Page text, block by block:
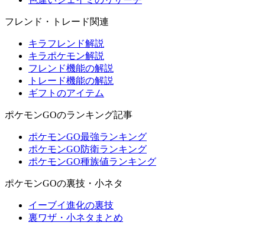
フレンド・トレード関連
キラフレンド解説
キラポケモン解説
フレンド機能の解説
トレード機能の解説
ギフトのアイテム
ポケモンGOのランキング記事
ポケモンGO最強ランキング
ポケモンGO防衛ランキング
ポケモンGO種族値ランキング
ポケモンGOの裏技・小ネタ
イーブイ進化の裏技
裏ワザ・小ネタまとめ